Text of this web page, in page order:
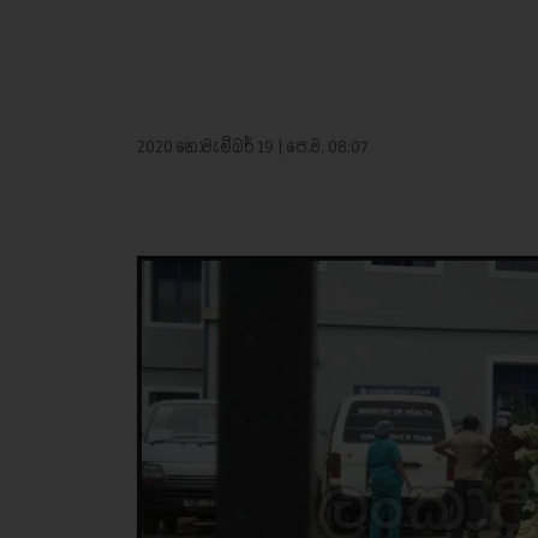
2020 නොවැම්බර් 19 | පෙ.ව. 08:07